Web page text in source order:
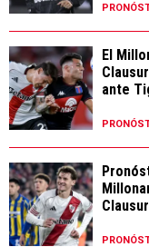
El
ante